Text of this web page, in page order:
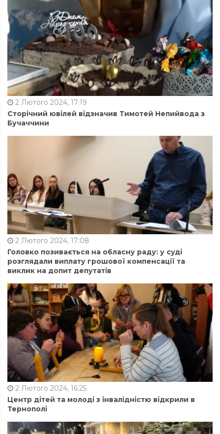
2 Лютого 2024, 17:19
Сторічний ювілей відзначив Тимотей Непийвода з
Бучаччини
2 Лютого 2024, 17:08
Головко позивається на обласну раду: у суді
розглядали виплату грошової компенсації та
виклик на допит депутатів
2 Лютого 2024, 16:25
Центр дітей та молоді з інвалідністю відкрили в
Тернополі